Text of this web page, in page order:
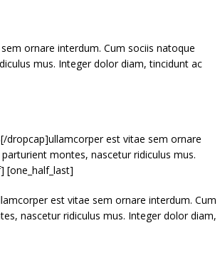
ornare interdum. Cum sociis natoque
mus. Integer dolor diam, tincidunt ac
dropcap]ullamcorper est vitae sem ornare
montes, nascetur ridiculus mus.
[one_half_last]
est vitae sem ornare interdum. Cum
nascetur ridiculus mus. Integer dolor diam,